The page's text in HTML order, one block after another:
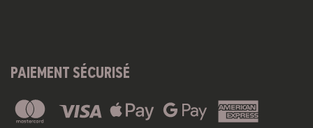
PAIEMENT SÉCURISÉ